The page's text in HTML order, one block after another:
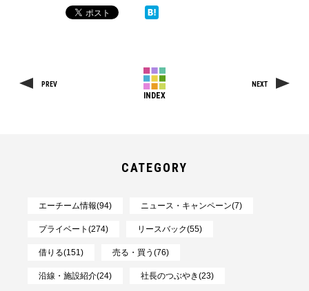
PREV
INDEX
NEXT
CATEGORY
エーチーム情報(94) ニュース・キャンペーン(7)
プライベート(274) リースバック(55)
借りる(151) 売る・買う(76)
沿線・施設紹介(24) 社長のつぶやき(23)